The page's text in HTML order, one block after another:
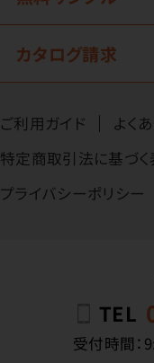
カタログ請求
ご利用ガイド よく
特定商取引法に基づ
プライバシーポリシー
TEL
受付時間：